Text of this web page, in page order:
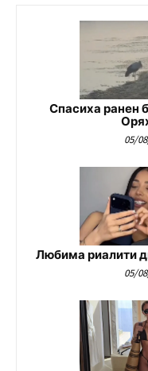
Спасиха ранен
05/
Любима риалити
05/